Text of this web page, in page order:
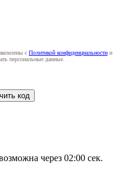
с Политикой конфиденциальности и
персональные данные.
код
через 02:00 сек.